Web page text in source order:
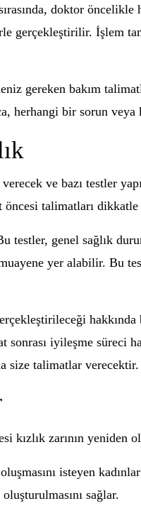
doktor öncelikle
gerçekleştirilir. İşlem
gereken bakım
herhangi bir sorun
ve bazı testler
talimatları
testler, genel sağlık
yer alabilir. Bu
iyileşme süreci
size talimatlar verecektir.
zarının yeniden
isteyen
sağlar.